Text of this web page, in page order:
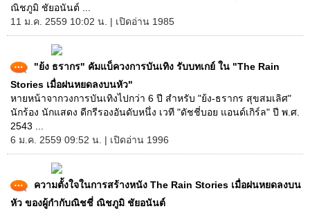
ณิชภูมิ ชัยอนันต์ ...
11 ม.ค. 2559 10:02 น. | เปิดอ่าน 1985
"ย้ง ธรากร" คัมแบ็ควงการบันเทิง รับบทเกย์ ใน "The Rain
Stories เมื่อฝนหยดลงบนหัว"
หายหน้าจากวงการบันเทิงไปกว่า 6 ปี สำหรับ "ย้ง-ธรากร สุขสมเลิศ"
นักร้อง นักแสดง ดีกรีรองอันดับหนึ่ง เวที "ดัชชี่บอย แอนด์เกิร์ล" ปี พ.ศ.
2543 ...
6 ม.ค. 2559 09:52 น. | เปิดอ่าน 1996
ความตั้งใจในการสร้างหนัง The Rain Stories เมื่อฝนหยดลงบน
หัว ของผู้กำกับณิชชี่ ณิชภูมิ ชัยอนันต์